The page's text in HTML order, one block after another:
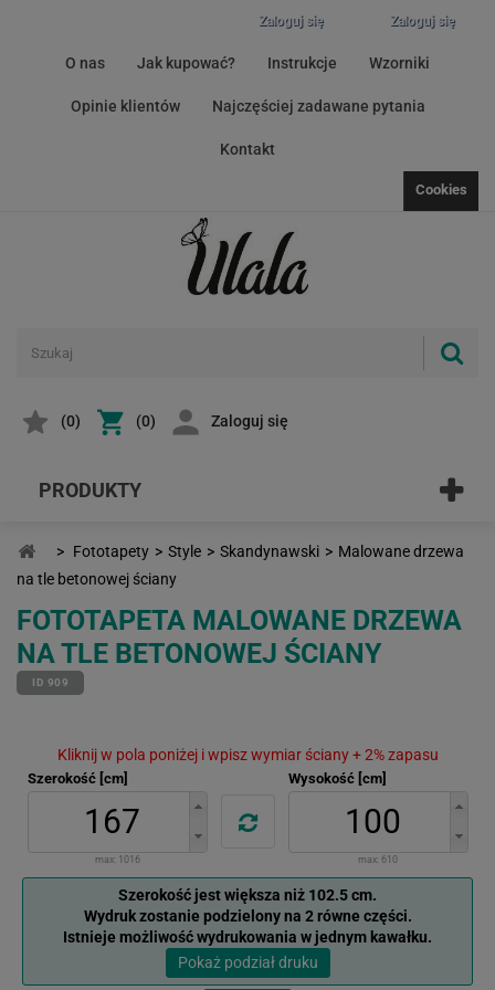
Zaloguj się
Zaloguj się
O nas Jak kupować? Instrukcje Wzorniki
Opinie klientów Najczęściej zadawane pytania
Kontakt
Cookies
(0) (0) Zaloguj się
PRODUKTY
> Fototapety > Style > Skandynawski > Malowane drzewa
na tle betonowej ściany
FOTOTAPETA MALOWANE DRZEWA
NA TLE BETONOWEJ ŚCIANY
ID 909
Kliknij w pola poniżej i wpisz wymiar ściany + 2% zapasu
Szerokość [cm]
max: 1016
Wysokość [cm]
max: 610
Szerokość jest większa niż 102.5 cm.
Wydruk zostanie podzielony na 2 równe części.
Istnieje możliwość wydrukowania w jednym kawałku.
Pokaż podział druku